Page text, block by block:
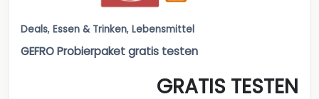
Deals, Essen & Trinken, Lebensmittel
GEFRO Probierpaket gratis testen
GRATIS TESTEN